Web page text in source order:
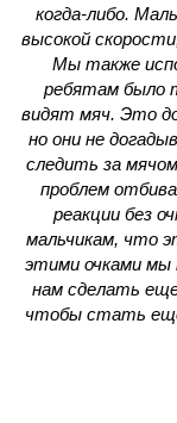
когда-либо.
высокой
Мы также
ребятам было
видят мяч. Это
но они не
следить за
проблем
реакции без
мальчикам, что
этими очками
нам сделать
чтобы стать